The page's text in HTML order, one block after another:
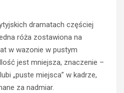
dramatach częściej
róża zostawiona na
w wazonie w pustym
jest mniejsza, znaczenie –
„puste miejsca” w kadrze,
za nadmiar.